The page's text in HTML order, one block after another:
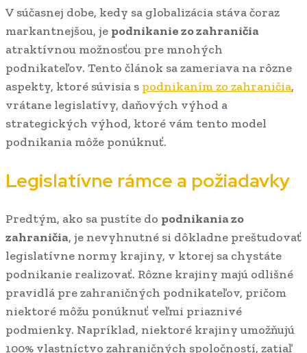
V súčasnej dobe, kedy sa globalizácia stáva čoraz
markantnejšou, je podnikanie zo zahraničia
atraktívnou možnosťou pre mnohých
podnikateľov. Tento článok sa zameriava na rôzne
aspekty, ktoré súvisia s podnikaním zo zahraničia,
vrátane legislatívy, daňových výhod a
strategických výhod, ktoré vám tento model
podnikania môže ponúknuť.
Legislatívne rámce a požiadavky
Predtým, ako sa pustíte do podnikania zo
zahraničia, je nevyhnutné si dôkladne preštudovať
legislatívne normy krajiny, v ktorej sa chystáte
podnikanie realizovať. Rôzne krajiny majú odlišné
pravidlá pre zahraničných podnikateľov, pričom
niektoré môžu ponúknuť veľmi priaznivé
podmienky. Napríklad, niektoré krajiny umožňujú
100% vlastníctvo zahraničných spoločností, zatiaľ